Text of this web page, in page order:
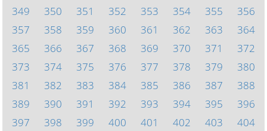
349
350 351 352 353 354 355
356
357
358 359 360 361 362 363
364
365
366 367 368 369 370 371
372
373
374 375 376 377 378 379
380
381
382 383 384 385 386 387
388
389
390 391 392 393 394 395
396
397
398 399 400 401 402 403 404